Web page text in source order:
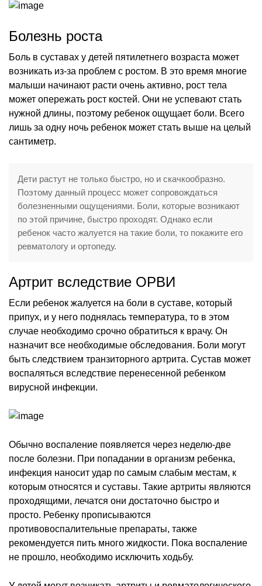
Болезнь роста
Боль в суставах у детей пятилетнего возраста может
возникать из-за проблем с ростом. В это время многие
малыши начинают расти очень активно, рост тела
может опережать рост костей. Они не успевают стать
нужной длины, поэтому ребенок ощущает боли. Всего
лишь за одну ночь ребенок может стать выше на целый
сантиметр.
Дети растут не только быстро, но и скачкообразно.
Поэтому данный процесс может сопровождаться
болезненными ощущениями. Боли, которые возникают
по этой причине, быстро проходят. Однако если
ребенок часто жалуется на такие боли, то покажите его
ревматологу и ортопеду.
Артрит вследствие ОРВИ
Если ребенок жалуется на боли в суставе, который
припух, и у него поднялась температура, то в этом
случае необходимо срочно обратиться к врачу. Он
назначит все необходимые обследования. Боли могут
быть следствием транзиторного артрита. Сустав может
воспаляться вследствие перенесенной ребенком
вирусной инфекции.
Обычно воспаление появляется через неделю-две
после болезни. При попадании в организм ребенка,
инфекция наносит удар по самым слабым местам, к
которым относятся и суставы. Такие артриты являются
проходящими, лечатся они достаточно быстро и
просто. Ребенку прописываются
противовоспалительные препараты, также
рекомендуется пить много жидкости. Пока воспаление
не прошло, необходимо исключить ходьбу.